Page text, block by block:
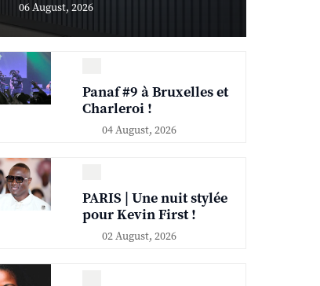
06 August, 2026
Panaf #9 à Bruxelles et
Charleroi !
04 August, 2026
PARIS | Une nuit stylée
pour Kevin First !
02 August, 2026